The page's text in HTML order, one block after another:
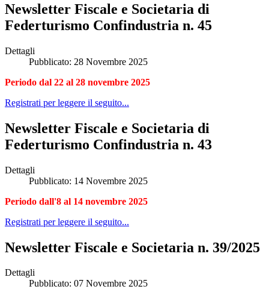
Newsletter Fiscale e Societaria di
Federturismo Confindustria n. 45
Dettagli
Pubblicato: 28 Novembre 2025
Periodo dal 22 al 28 novembre 2025
Registrati per leggere il seguito...
Newsletter Fiscale e Societaria di
Federturismo Confindustria n. 43
Dettagli
Pubblicato: 14 Novembre 2025
Periodo dall'8 al 14 novembre 2025
Registrati per leggere il seguito...
Newsletter Fiscale e Societaria n. 39/2025
Dettagli
Pubblicato: 07 Novembre 2025